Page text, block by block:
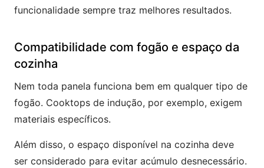
funcionalidade sempre traz melhores resultados.
Compatibilidade com fogão e espaço da
cozinha
Nem toda panela funciona bem em qualquer tipo de
fogão. Cooktops de indução, por exemplo, exigem
materiais específicos.
Além disso, o espaço disponível na cozinha deve
ser considerado para evitar acúmulo desnecessário.